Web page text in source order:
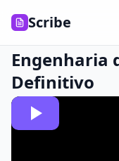
Scribe
Engenharia
Definitivo